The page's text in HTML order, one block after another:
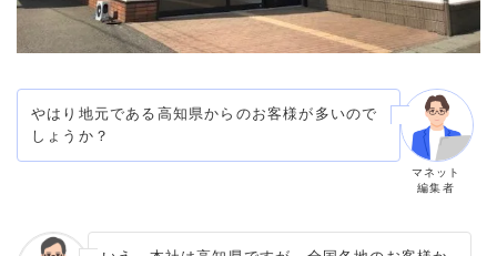
やはり地元である高知県からのお客様が多いので
しょうか？
マネット
編集者